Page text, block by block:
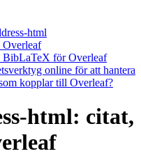
html
Overleaf
BibLaTeX för Overleaf
online för att hantera
kopplar till Overleaf?
html: citat,